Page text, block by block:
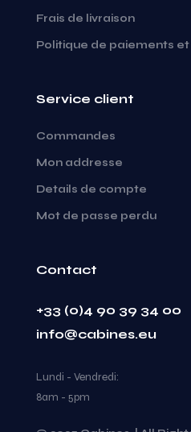
Frais de livraison
Politique de paiements
Service client
Commandes
Mon addresse
Details de compte
Mot de passe perdu
Contact
+33 (0)4 90 39 34 00
info@cabines.eu
Lundi - Vendredi:
8am - 5pm